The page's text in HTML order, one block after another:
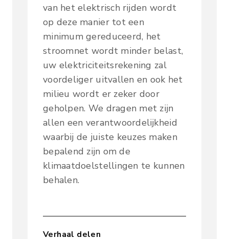
van het elektrisch rijden wordt
op deze manier tot een
minimum gereduceerd, het
stroomnet wordt minder belast,
uw elektriciteitsrekening zal
voordeliger uitvallen en ook het
milieu wordt er zeker door
geholpen. We dragen met zijn
allen een verantwoordelijkheid
waarbij de juiste keuzes maken
bepalend zijn om de
klimaatdoelstellingen te kunnen
behalen.
Verhaal delen